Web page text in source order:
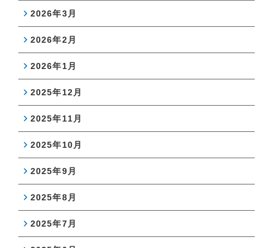
2026年3月
2026年2月
2026年1月
2025年12月
2025年11月
2025年10月
2025年9月
2025年8月
2025年7月